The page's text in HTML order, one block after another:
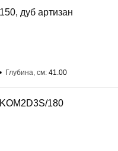
дуб артизан
Глубина, см 41.00